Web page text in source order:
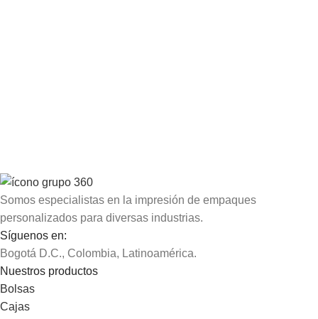
Somos especialistas en la impresión de empaques
personalizados para diversas industrias.
Síguenos en:
Bogotá D.C., Colombia, Latinoamérica.
Nuestros productos
Bolsas
Cajas